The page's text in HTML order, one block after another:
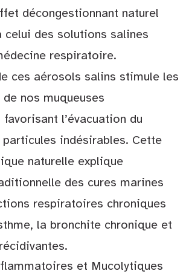
décongestionnant naturel
celui des solutions salines
respiratoire.
ces aérosols salins stimule les
nos muqueuses
l’évacuation du
particules indésirables. Cette
naturelle explique
des cures marines
respiratoires chroniques
la bronchite chronique et
et Mucolytiques